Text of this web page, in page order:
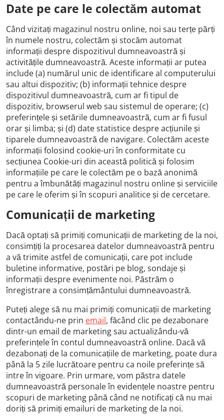
Date pe care le colectăm automat
Când vizitați magazinul nostru online, noi sau terțe părți
în numele nostru, colectăm și stocăm automat
informații despre dispozitivul dumneavoastră și
activitățile dumneavoastră. Aceste informații ar putea
include (a) numărul unic de identificare al computerului
sau altui dispozitiv; (b) informații tehnice despre
dispozitivul dumneavoastră, cum ar fi tipul de
dispozitiv, browserul web sau sistemul de operare; (c)
preferințele și setările dumneavoastră, cum ar fi fusul
orar și limba; și (d) date statistice despre acțiunile și
tiparele dumneavoastră de navigare. Colectăm aceste
informații folosind cookie-uri în conformitate cu
secțiunea Cookie-uri din această politică și folosim
informațiile pe care le colectăm pe o bază anonimă
pentru a îmbunătăți magazinul nostru online și serviciile
pe care le oferim și în scopuri analitice și de cercetare.
Comunicații de marketing
Dacă optați să primiți comunicații de marketing de la noi,
consimțiți la procesarea datelor dumneavoastră pentru
a vă trimite astfel de comunicații, care pot include
buletine informative, postări pe blog, sondaje și
informații despre evenimente noi. Păstrăm o
înregistrare a consimțământului dumneavoastră.
Puteți alege să nu mai primiți comunicații de marketing
contactându-ne prin email, făcând clic pe dezabonare
dintr-un email de marketing sau actualizându-vă
preferințele în contul dumneavoastră online. Dacă vă
dezabonați de la comunicațiile de marketing, poate dura
până la 5 zile lucrătoare pentru ca noile preferințe să
intre în vigoare. Prin urmare, vom păstra datele
dumneavoastră personale în evidențele noastre pentru
scopuri de marketing până când ne notificați că nu mai
doriți să primiți emailuri de marketing de la noi.